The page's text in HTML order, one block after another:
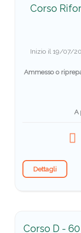
Corso
Inizio il 19/07/
Ammesso o
A
Dettagli
Corso D -